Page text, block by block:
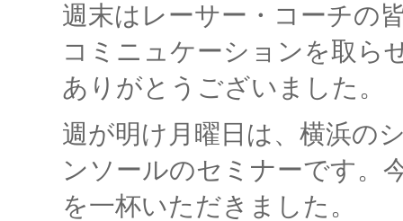
週末はレーサー・コーチの
コミニュケーションを取ら
ありがとうございました。
週が明け月曜日は、横浜の
ンソールのセミナーです。
を一杯いただきました。